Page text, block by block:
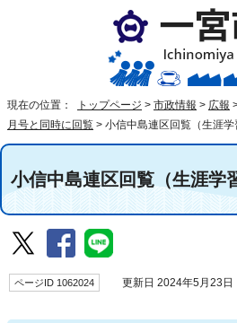
現在の位置： トップページ > 市政情報 > 広報
月号と同時に回覧 > 小信中島連区回覧（生涯学
小信中島連区回覧（生涯学
ページID 1062024 更新日 2024年5月23日